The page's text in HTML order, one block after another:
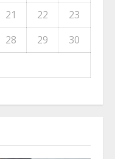
21 22
23
28 29
30